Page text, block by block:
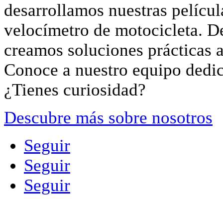
desarrollamos nuestras
velocímetro de motocicleta.
creamos soluciones prácticas
Conoce a nuestro equipo
¿Tienes curiosidad?
Descubre más sobre nosotros
Seguir
Seguir
Seguir